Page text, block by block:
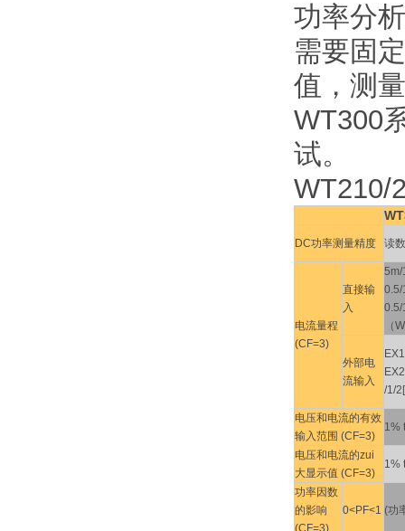
功率分
需要固
值，测
WT300
试。
WT210/
DC功率测量精度 读
电流量程
(CF=3)
直接输
入
5m/
0.5/
0.5/
（
外部电
流输入
/1/
电压和电流的有效
输入范围 (CF=3)
1%
电压和电流的zui
大显示值 (CF=3)
1%
功率因数
的影响
(CF=3)
0<PF<1 (功